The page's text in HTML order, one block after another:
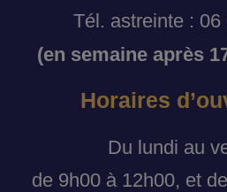
Tél. astreinte : 06
(en semaine après
Horaires
Du lundi au
de 9h00 à 12h00, et